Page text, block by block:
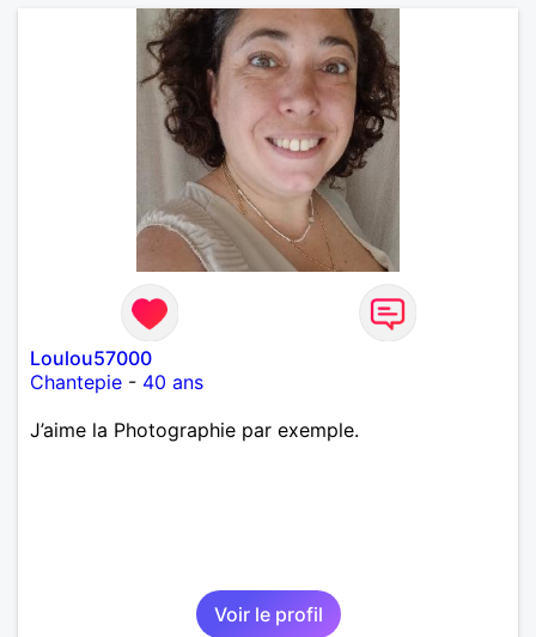
Loulou57000
Chantepie - 40 ans
J’aime la Photographie par exemple.
Voir le profil